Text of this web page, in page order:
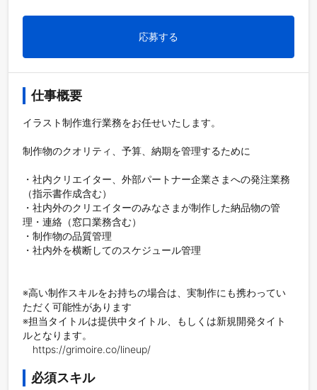
応募する
仕事概要
イラスト制作進行業務をお任せいたします。
制作物のクオリティ、予算、納期を管理するために
・社内クリエイター、外部パートナー企業さまへの発注業務
（指示書作成含む）
・社内外のクリエイターのみなさまが制作した納品物の管
理・連絡（窓口業務含む）
・制作物の品質管理
・社内外を横断してのスケジュール管理
※高い制作スキルをお持ちの場合は、実制作にも携わってい
ただく可能性があります
※担当タイトルは提供中タイトル、もしくは新規開発タイト
ルとなります。
https://grimoire.co/lineup/
必須スキル